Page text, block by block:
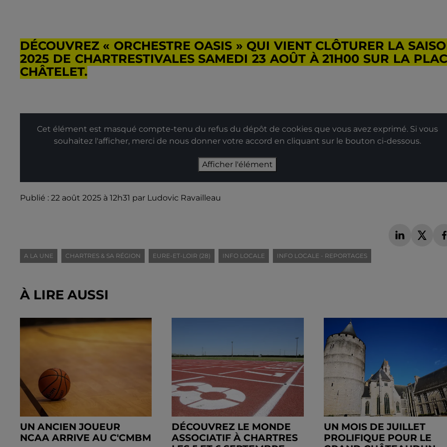
DÉCOUVREZ « ORCHESTRE OASIS » QUI VIENT CLÔTURER LA
2025 DE CHARTRESTIVALES SAMEDI 23 AOÛT À 21H00 SUR LA
CHÂTELET.
Cet élément est masqué compte-tenu du refus du dépôt de cookies que vous avez exprimé. Si vous
souhaitez l'afficher, merci de nous donner votre accord en cliquant sur le bouton ci-dessous.
Afficher l'élément
Publié : 22 août 2025 à 12h31 par Ludovic Ravailleau
A LA UNE CHARTRES & SA RÉGION EURE-ET-LOIR (28) INFO LOCALE INFO LOCALE - REPORTAGES
À LIRE AUSSI
UN ANCIEN JOUEUR
NCAA ARRIVE AU C'CMBM
DÉCOUVREZ LE MONDE
ASSOCIATIF À CHARTRES
UN MOIS DE JUILLET
PROLIFIQUE POUR LE